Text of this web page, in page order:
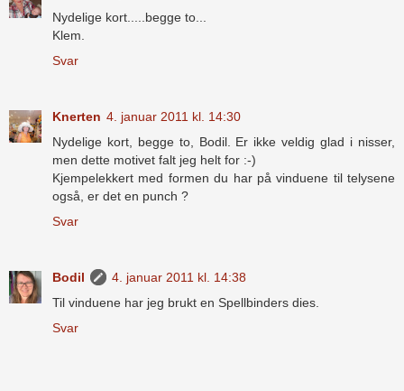
Nydelige kort.....begge to...
Klem.
Svar
Knerten 4. januar 2011 kl. 14:30
Nydelige kort, begge to, Bodil. Er ikke veldig glad i nisser,
men dette motivet falt jeg helt for :-)
Kjempelekkert med formen du har på vinduene til telysene
også, er det en punch ?
Svar
Bodil
4. januar 2011 kl. 14:38
Til vinduene har jeg brukt en Spellbinders dies.
Svar